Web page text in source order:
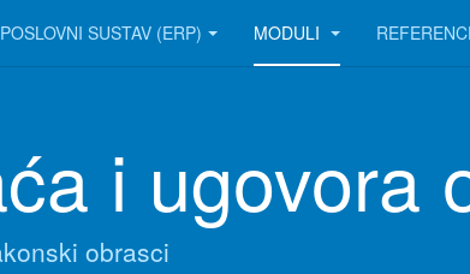
SUSTAV (ERP) MODULI
i ugovora
obrasci